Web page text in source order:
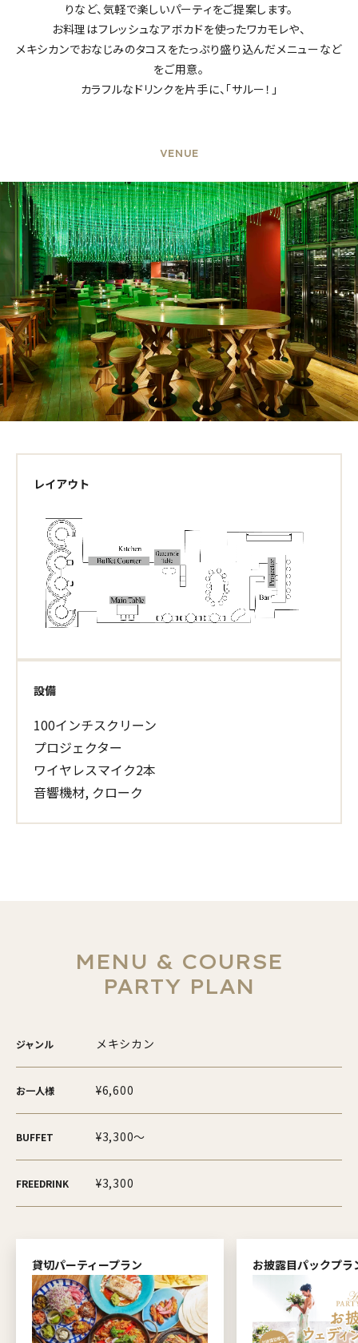
りなど、気軽で楽しいパーティをご提案します。
お料理はフレッシュなアボカドを使ったワカモレや、
メキシカンでおなじみのタコスをたっぷり盛り込んだメニューなど
をご用意。
カラフルなドリンクを片手に、「サルー！」
VENUE
レイアウト
設備
100インチスクリーン
プロジェクター
ワイヤレスマイク2本
音響機材, クローク
MENU & COURSE
PARTY PLAN
ジャンル メキシカン
お一人様 ¥6,600
BUFFET ¥3,300～
FREEDRINK ¥3,300
貸切パーティープラン お披露目パックプラ